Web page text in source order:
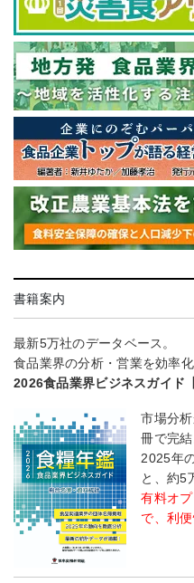
書籍案内
最新5万社のデータベース。
食品業界の分析・営業を効率化
2026食品業界ビジネスガイド
市場分
冊で完結
2025年
と、約5
有料オ
で、利